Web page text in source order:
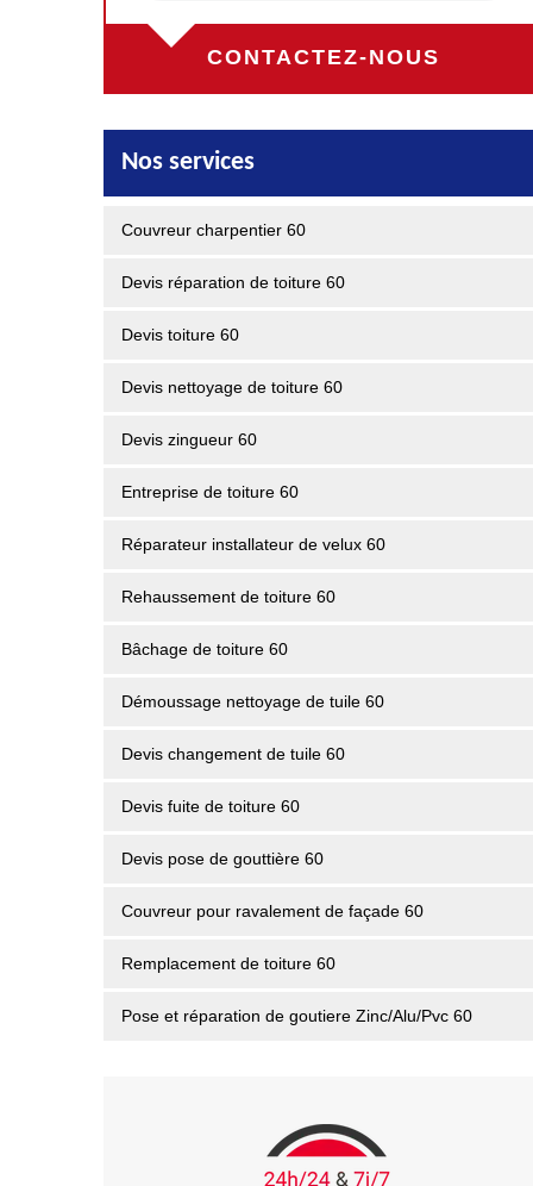
CONTACTEZ-NOUS
Nos services
Couvreur charpentier 60
Devis réparation de toiture 60
Devis toiture 60
Devis nettoyage de toiture 60
Devis zingueur 60
Entreprise de toiture 60
Réparateur installateur de velux 60
Rehaussement de toiture 60
Bâchage de toiture 60
Démoussage nettoyage de tuile 60
Devis changement de tuile 60
Devis fuite de toiture 60
Devis pose de gouttière 60
Couvreur pour ravalement de façade 60
Remplacement de toiture 60
Pose et réparation de goutiere Zinc/Alu/Pvc 60